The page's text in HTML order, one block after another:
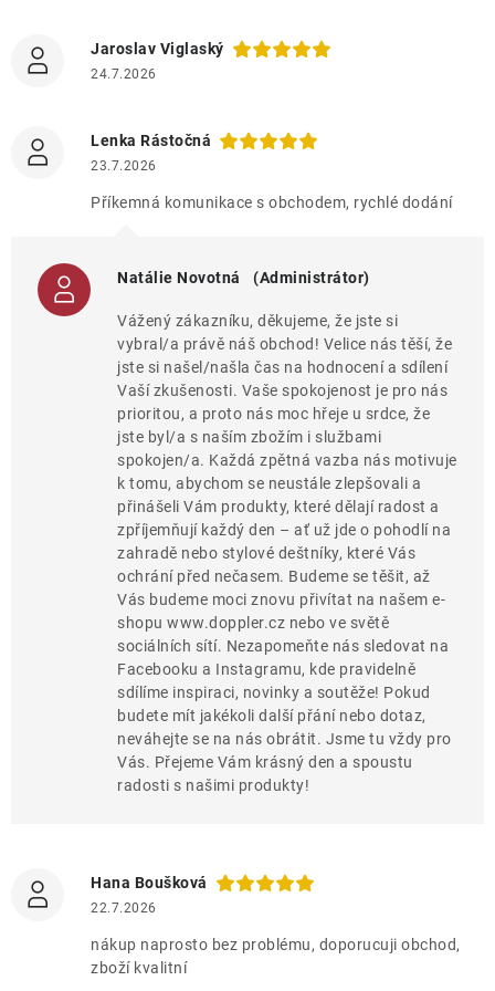
Jaroslav Viglaský
24.7.2026
Lenka Rástočná
23.7.2026
Příkemná komunikace s obchodem, rychlé dodání
Natálie Novotná (Administrátor)
Vážený zákazníku, děkujeme, že jste si
vybral/a právě náš obchod! Velice nás těší, že
jste si našel/našla čas na hodnocení a sdílení
Vaší zkušenosti. Vaše spokojenost je pro nás
prioritou, a proto nás moc hřeje u srdce, že
jste byl/a s naším zbožím i službami
spokojen/a. Každá zpětná vazba nás motivuje
k tomu, abychom se neustále zlepšovali a
přinášeli Vám produkty, které dělají radost a
zpříjemňují každý den – ať už jde o pohodlí na
zahradě nebo stylové deštníky, které Vás
ochrání před nečasem. Budeme se těšit, až
Vás budeme moci znovu přivítat na našem e-
shopu www.doppler.cz nebo ve světě
sociálních sítí. Nezapomeňte nás sledovat na
Facebooku a Instagramu, kde pravidelně
sdílíme inspiraci, novinky a soutěže! Pokud
budete mít jakékoli další přání nebo dotaz,
neváhejte se na nás obrátit. Jsme tu vždy pro
Vás. Přejeme Vám krásný den a spoustu
radosti s našimi produkty!
Hana Boušková
22.7.2026
nákup naprosto bez problému, doporucuji obchod,
zboží kvalitní